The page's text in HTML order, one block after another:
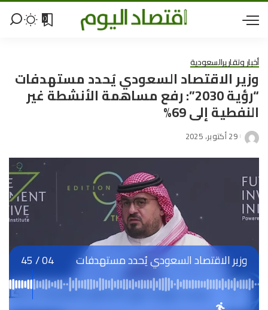
0
أخبار وتقاريرالسعودية
وزير الاقتصاد السعودي يُحدد مستهدفات
“رؤية 2030”: رفع مساهمة الأنشطة غير
النفطية إلى 69%
29 أكتوبر، 2025
وزير الاقتصاد السعودي يُحدد مستهدفات
"رؤية 2030": رفع مساهمة الأنشطة غير
النفطية إلى 69%
04
/
45